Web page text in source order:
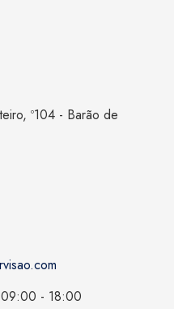
º104 - Barão de
- 18:00